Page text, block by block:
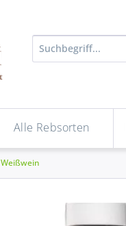
Alle Rebsorten
Weißwein